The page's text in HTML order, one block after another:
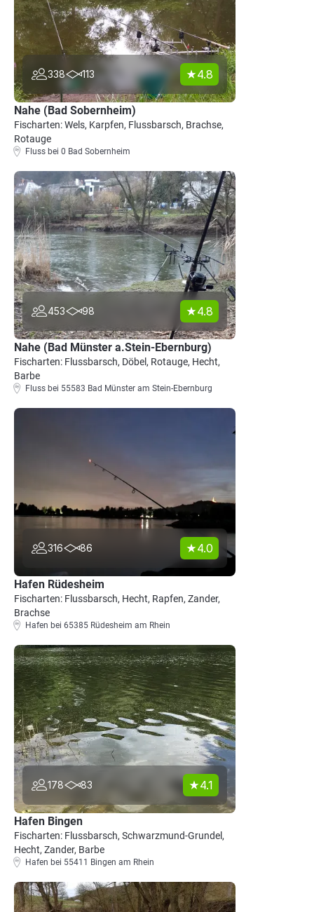
338 113 4.8
Nahe (Bad Sobernheim)
Fischarten: Wels, Karpfen, Flussbarsch, Brachse,
Rotauge
Fluss bei 0 Bad Sobernheim
453 98 4.8
Nahe (Bad Münster a.Stein-Ebernburg)
Fischarten: Flussbarsch, Döbel, Rotauge, Hecht,
Barbe
Fluss bei 55583 Bad Münster am Stein-Ebernburg
316 86 4.0
Hafen Rüdesheim
Fischarten: Flussbarsch, Hecht, Rapfen, Zander,
Brachse
Hafen bei 65385 Rüdesheim am Rhein
178 83 4.1
Hafen Bingen
Fischarten: Flussbarsch, Schwarzmund-Grundel,
Hecht, Zander, Barbe
Hafen bei 55411 Bingen am Rhein